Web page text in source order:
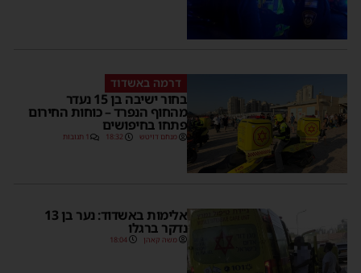
דרמה באשדוד
בחור ישיבה בן 15 נעדר
מהחוף הנפרד – כוחות החירום
פתחו בחיפושים
מנחם דויטש 18:32 1 תגובות
אלימות באשדוד: נער בן 13
נדקר ברגלו
משה קאהן 18:04